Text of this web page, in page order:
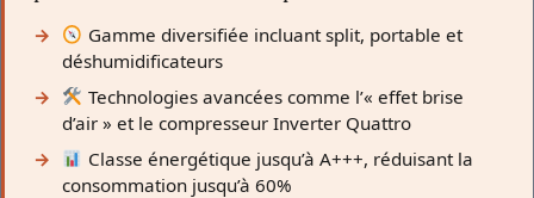
Gamme diversifiée incluant split, portable et
déshumidificateurs
Technologies avancées comme l’« effet brise
d’air » et le compresseur Inverter Quattro
Classe énergétique jusqu’à A+++, réduisant la
consommation jusqu’à 60%